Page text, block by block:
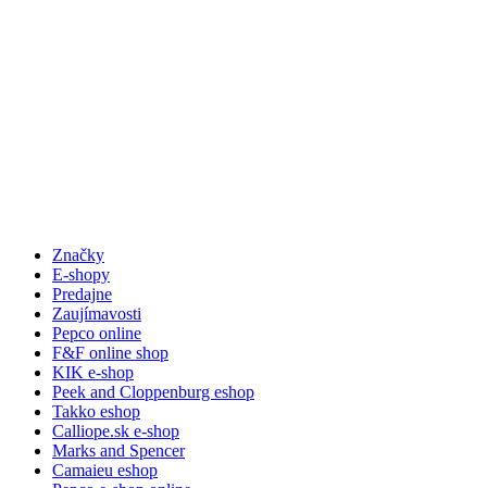
Značky
E-shopy
Predajne
Zaujímavosti
Pepco online
F&F online shop
KIK e-shop
Peek and Cloppenburg eshop
Takko eshop
Calliope.sk e-shop
Marks and Spencer
Camaieu eshop